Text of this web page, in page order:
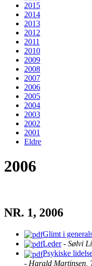
2015
2014
2013
2012
2011
2010
2009
2008
2007
2006
2005
2004
2003
2002
2001
Eldre
2006
NR. 1, 2006
Glimt i
Leder- Sølvi
Psykiske
- Harald Martinsen,